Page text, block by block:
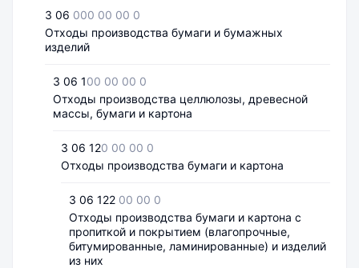
3 06 000 00 00 0
Отходы производства бумаги и бумажных
изделий
3 06 100 00 00 0
Отходы производства целлюлозы, древесной
массы, бумаги и картона
3 06 120 00 00 0
Отходы производства бумаги и картона
3 06 122 00 00 0
Отходы производства бумаги и картона с
пропиткой и покрытием (влагопрочные,
битумированные, ламинированные) и изделий
из них